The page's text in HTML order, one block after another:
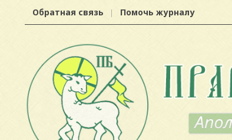
Обратная связь Помочь журналу